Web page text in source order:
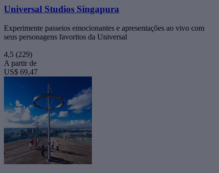
Universal Studios Singapura
Experimente passeios emocionantes e apresentações ao vivo com
seus personagens favoritos da Universal
4,5 (229)
A partir de
US$ 69,47